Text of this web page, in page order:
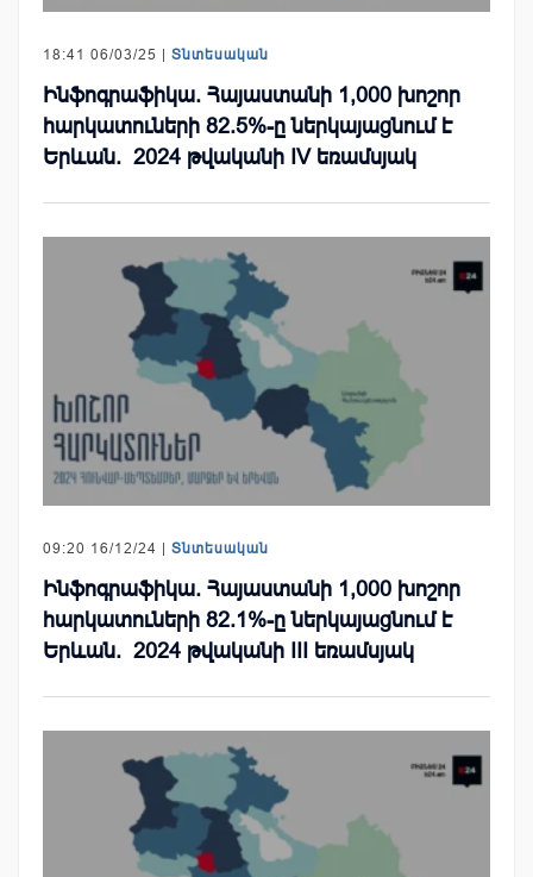
18:41 06/03/25 | Տնտեսական
Ինֆոգրաֆիկա. Հայաստանի 1,000 խոշոր
հարկատուների 82.5%-ը ներկայացնում է
Երևան. 2024 թվականի IV եռամսյակ
09:20 16/12/24 | Տնտեսական
Ինֆոգրաֆիկա. Հայաստանի 1,000 խոշոր
հարկատուների 82.1%-ը ներկայացնում է
Երևան. 2024 թվականի III եռամսյակ